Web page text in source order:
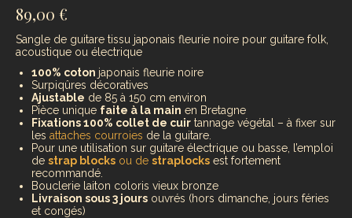
89,00 €
Sangle de guitare tissu japonais fleurie noire pour guitare folk,
acoustique ou électrique
100% coton japonais fleurie noire
Surpiqûres décoratives
Ajustable de 85 à 150 cm environ
Pièce unique faite à la main en Bretagne
Fixations 100% collet de cuir tannage végétal – à fixer sur
les attaches courroies de la guitare.
Pour une utilisation sur guitare électrique ou basse, l’emploi
de strap blocks ou de straplocks est fortement
recommandé.
Bouclerie laiton coloris vieux bronze
Livraison sous 3 jours ouvrés (hors dimanche, jours féries
et congés)